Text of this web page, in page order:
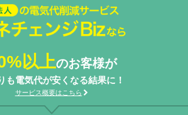
の電気代削減サービスエネ
ンジ Biz
以上のお客様が
も電気代が安くなる結果に！
サービス概要はこちら